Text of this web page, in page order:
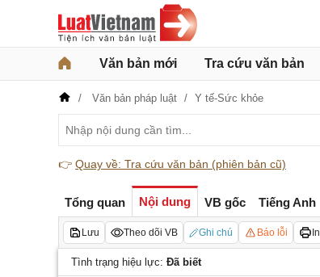
Văn bản mới Tra cứu văn bản
Văn bản pháp luật Y tế-Sức khỏe
👉 Quay về: Tra cứu văn bản (phiên bản cũ)
Tổng quan Nội dung VB gốc Tiếng Anh
Lưu Theo dõi VB Ghi chú Báo lỗi In
Tình trạng hiệu lực: Đã biết